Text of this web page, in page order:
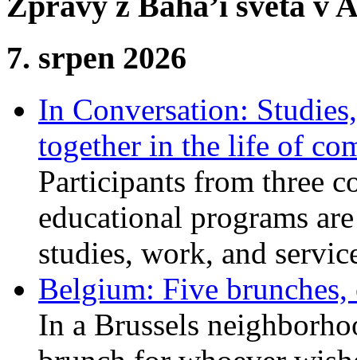
7. srpen 2026
In Conversation:
together in the life of
Participants from three
educational programs
studies, work, and
Belgium: Five
In a Brussels